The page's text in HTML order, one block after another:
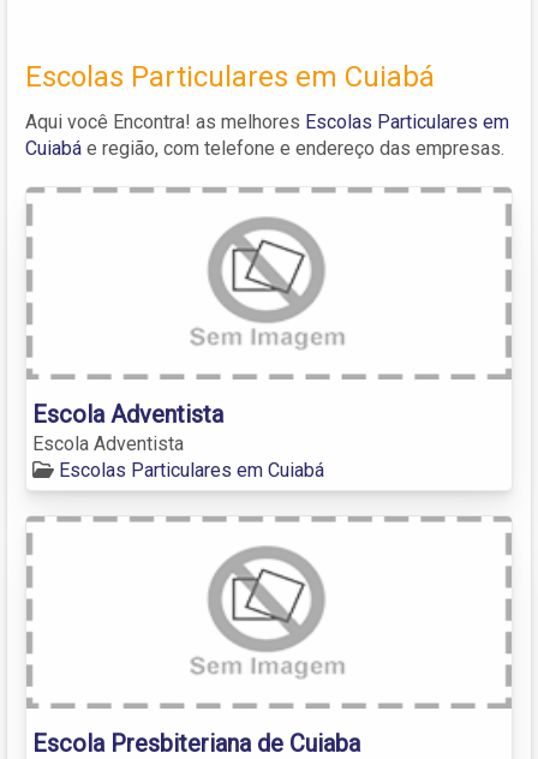
Escolas Particulares em Cuiabá
Aqui você Encontra! as melhores Escolas Particulares em
Cuiabá e região, com telefone e endereço das empresas.
Escola Adventista
Escola Adventista
Escolas Particulares em Cuiabá
Escola Presbiteriana de Cuiaba